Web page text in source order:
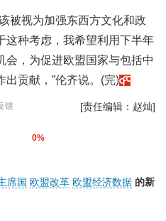
被视为加强东西方文化和政
这种考虑，我希望利用下半年
会，为促进欧盟国家与包括中
出贡献，”伦齐说。(完)
馈 [责任编辑：赵灿]
0%
席国 欧盟改革 欧盟经济数据 的新